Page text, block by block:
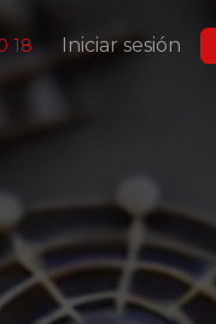
18 Iniciar sesión